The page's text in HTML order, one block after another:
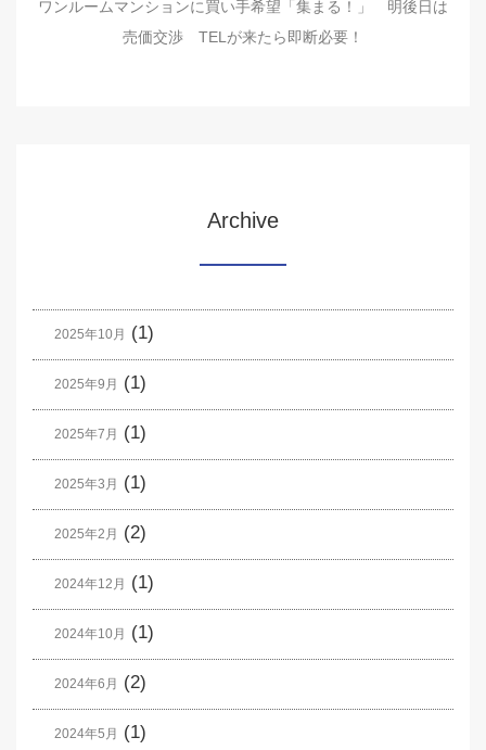
ワンルームマンションに買い手希望「集まる！」 明後日は
売価交渉 TELが来たら即断必要！
Archive
2025年10月 (1)
2025年9月 (1)
2025年7月 (1)
2025年3月 (1)
2025年2月 (2)
2024年12月 (1)
2024年10月 (1)
2024年6月 (2)
2024年5月 (1)